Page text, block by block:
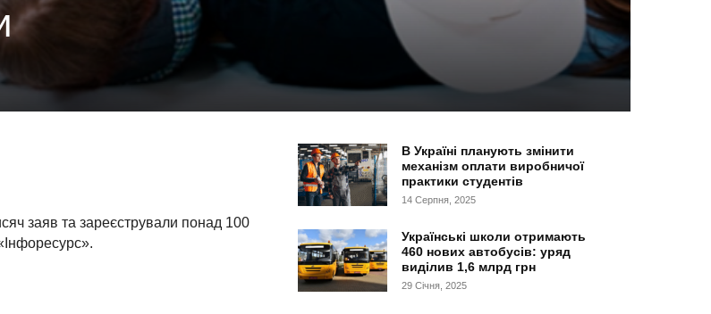
заяв та зареєстрували понад 100
В Україні планують змінити
механізм оплати виробничої
практики студентів
14 Серпня, 2025
Українські школи отримають
460 нових автобусів: уряд
виділив 1,6 млрд грн
29 Січня, 2025